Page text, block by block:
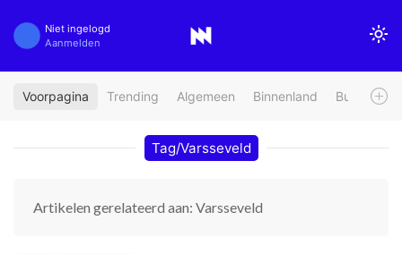
Niet ingelogd
Aanmelden
Voorpagina Trending Algemeen Binnenland Buitenland
Tag/Varsseveld
Artikelen gerelateerd aan: Varsseveld